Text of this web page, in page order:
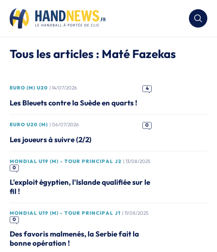
Tous les articles : Maté Fazekas
EURO (M) U20 | 14/07/2026 4
Les Bleuets contre la Suède en quarts !
EURO U20 (M) | 06/07/2026 0
Les joueurs à suivre (2/2)
MONDIAL U19 (M) - TOUR PRINCIPAL J2 | 13/08/2025
0
L'exploit égyptien, l'Islande qualifiée sur le
fil !
MONDIAL U19 (M) - TOUR PRINCIPAL J1 | 11/08/2025
0
Des favoris malmenés, la Serbie fait la
bonne opération !